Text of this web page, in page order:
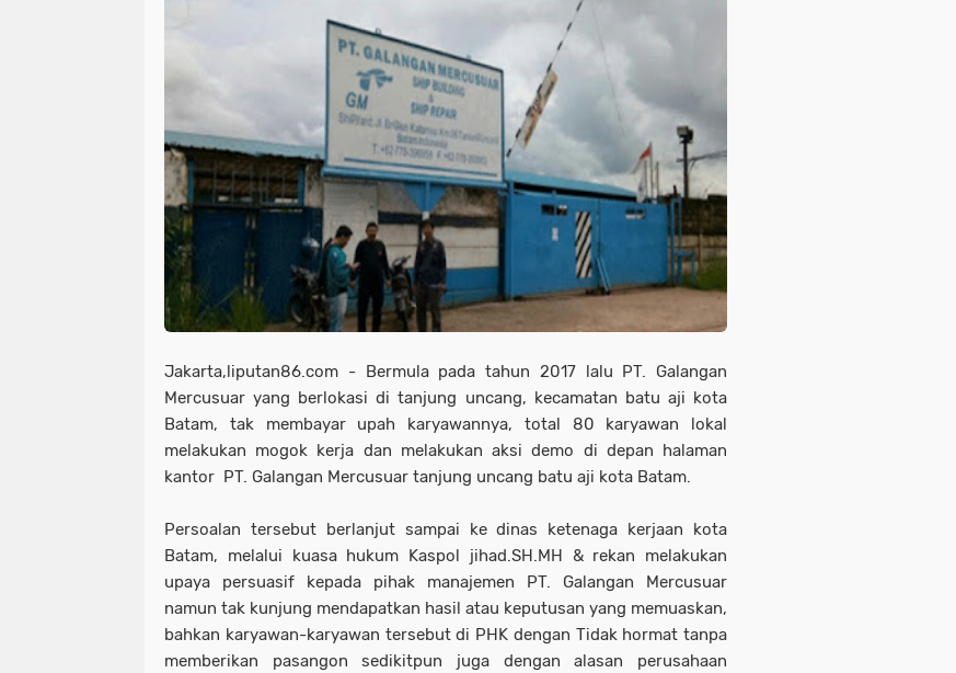
Jakarta,liputan86.com - Bermula pada tahun 2017 lalu PT. Galangan
Mercusuar yang berlokasi di tanjung uncang, kecamatan batu aji kota
Batam, tak membayar upah karyawannya, total 80 karyawan lokal
melakukan mogok kerja dan melakukan aksi demo di depan halaman
kantor PT. Galangan Mercusuar tanjung uncang batu aji kota Batam.
Persoalan tersebut berlanjut sampai ke dinas ketenaga kerjaan kota
Batam, melalui kuasa hukum Kaspol jihad.SH.MH & rekan melakukan
upaya persuasif kepada pihak manajemen PT. Galangan Mercusuar
namun tak kunjung mendapatkan hasil atau keputusan yang memuaskan,
bahkan karyawan-karyawan tersebut di PHK dengan Tidak hormat tanpa
memberikan pasangon sedikitpun juga dengan alasan perusahaan